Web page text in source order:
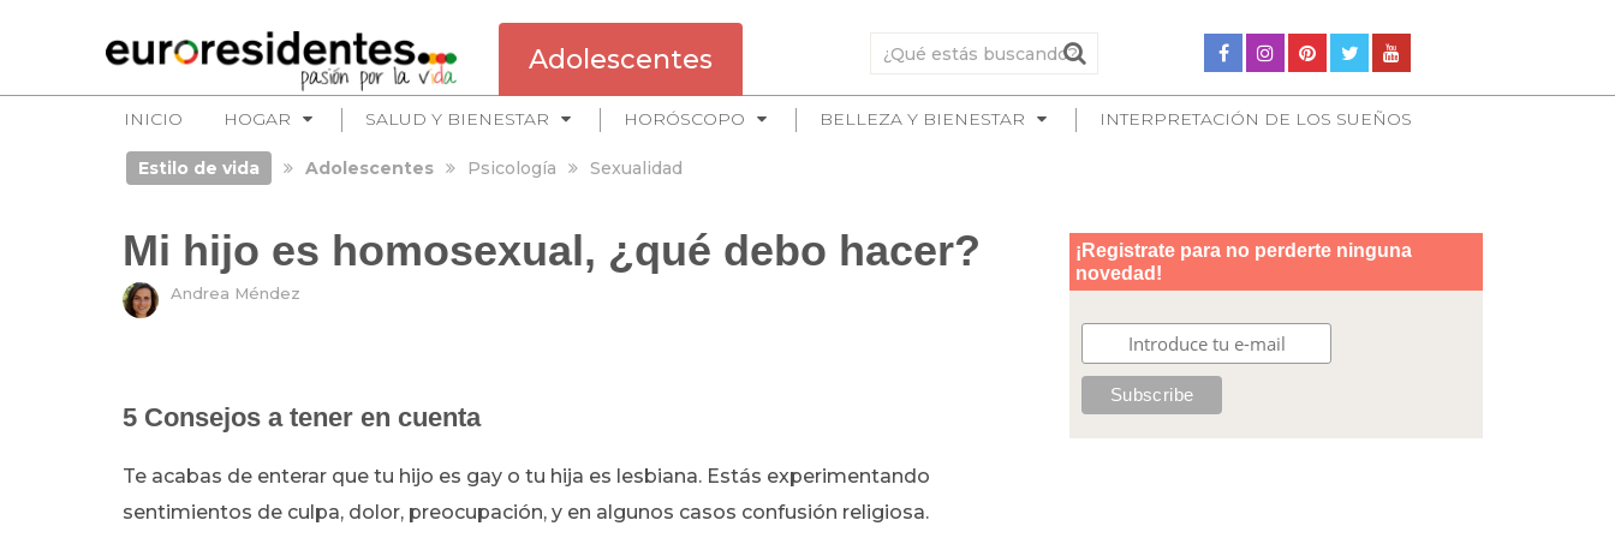
Adolescentes
INICIO HOGAR SALUD Y BIENESTAR HORÓSCOPO BELLEZA Y BIENESTAR INTERPRETACIÓN DE LOS SUEÑOS
Estilo de vida Adolescentes Psicología Sexualidad
Mi hijo es homosexual, ¿qué debo hacer?
Andrea Méndez
5 Consejos a tener en cuenta
Te acabas de enterar que tu hijo es gay o tu hija es lesbiana. Estás experimentando
sentimientos de culpa, dolor, preocupación, y en algunos casos confusión religiosa.